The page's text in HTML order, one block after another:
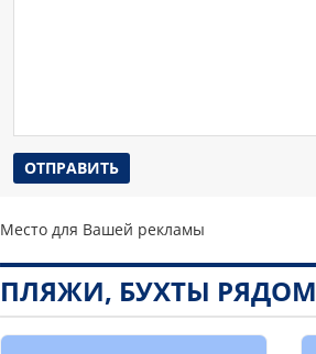
Место для Вашей рекламы
ПЛЯЖИ, БУХТЫ РЯДОМ